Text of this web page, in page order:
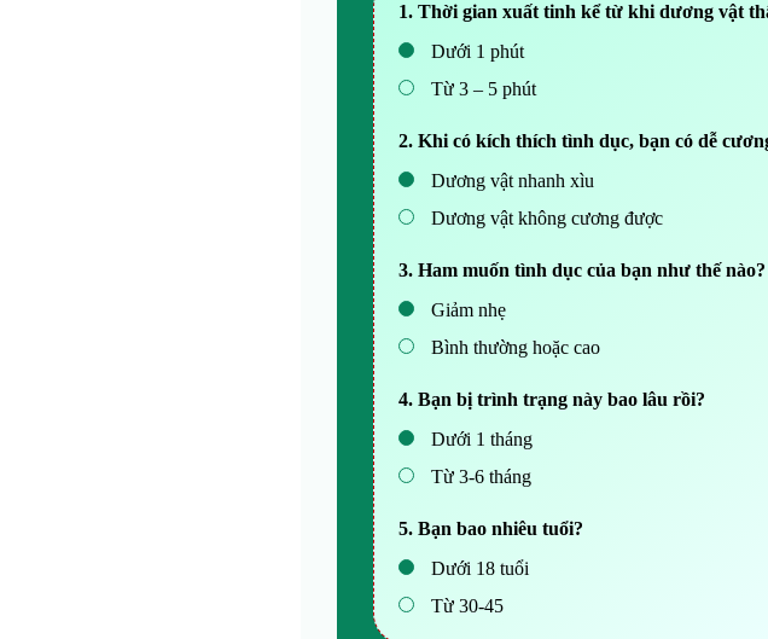
1. Thời gian xuất tinh kể từ khi dương vật
Dưới 1 phút
Từ 3 – 5 phút
2. Khi có kích thích tình dục, bạn có dễ
Dương vật nhanh xìu
Dương vật không cương được
3. Ham muốn tình dục của bạn như thế nào?
Giảm nhẹ
Bình thường hoặc cao
4. Bạn bị trình trạng này bao lâu rồi?
Dưới 1 tháng
Từ 3-6 tháng
5. Bạn bao nhiêu tuổi?
Dưới 18 tuổi
Từ 30-45